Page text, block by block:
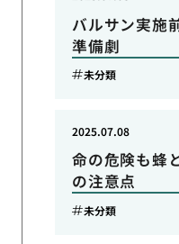
バルサン実施
準備劇
未分類
命の危険も蜂
の注意点
2025.07.08
未分類